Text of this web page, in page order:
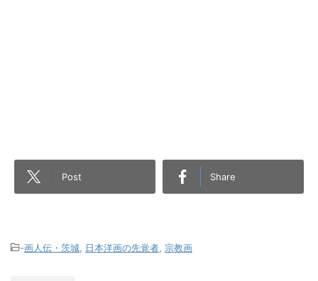
Post Share
-画人伝・茨城 日本洋画の先覚者 宗教画